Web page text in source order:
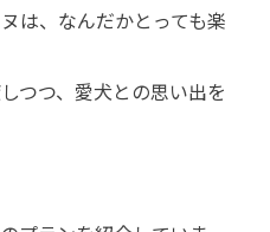
は、なんだかとっても楽
つつ、愛犬との思い出を